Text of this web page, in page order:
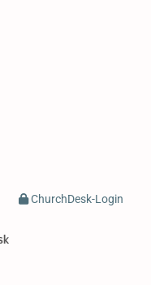
ChurchDesk-Login